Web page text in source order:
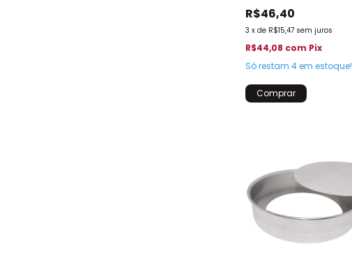
R$46,40
3 xde R$15,47 sem juros
R$44,08 com Pix
Só restam4em estoque!